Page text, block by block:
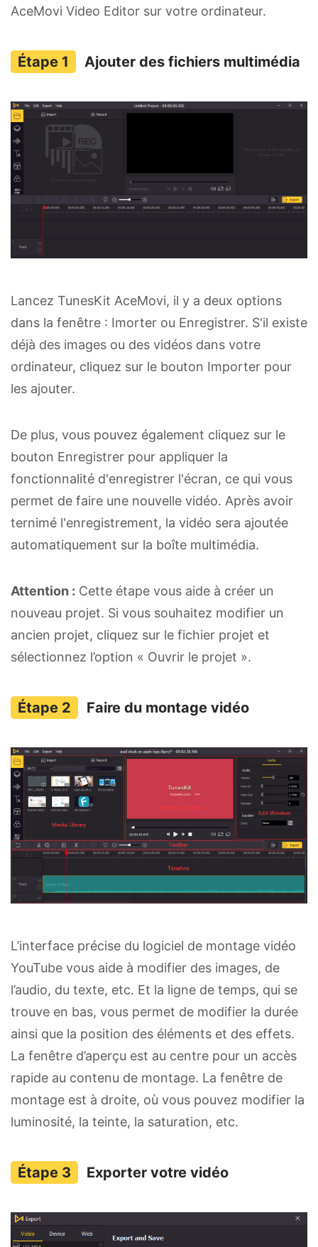
AceMovi Video Editor sur votre ordinateur.
Ajouter des fichiers multimédia
Lancez TunesKit AceMovi, il y a deux options
dans la fenêtre : Imorter ou Enregistrer. S'il existe
déjà des images ou des vidéos dans votre
ordinateur, cliquez sur le bouton Importer pour
les ajouter.
De plus, vous pouvez également cliquez sur le
bouton Enregistrer pour appliquer la
fonctionnalité d'enregistrer l'écran, ce qui vous
permet de faire une nouvelle vidéo. Après avoir
ternimé l'enregistrement, la vidéo sera ajoutée
automatiquement sur la boîte multimédia.
Attention : Cette étape vous aide à créer un
nouveau projet. Si vous souhaitez modifier un
ancien projet, cliquez sur le fichier projet et
sélectionnez l’option « Ouvrir le projet ».
Faire du montage vidéo
L’interface précise du logiciel de montage vidéo
YouTube vous aide à modifier des images, de
l’audio, du texte, etc. Et la ligne de temps, qui se
trouve en bas, vous permet de modifier la durée
ainsi que la position des éléments et des effets.
La fenêtre d’aperçu est au centre pour un accès
rapide au contenu de montage. La fenêtre de
montage est à droite, où vous pouvez modifier la
luminosité, la teinte, la saturation, etc.
Exporter votre vidéo